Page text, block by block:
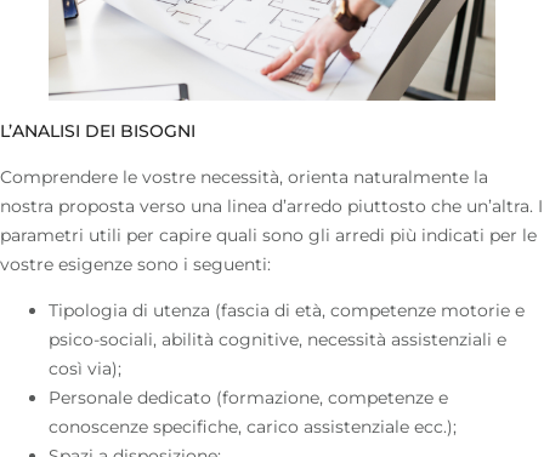
L’ANALISI DEI BISOGNI
Comprendere le vostre necessità, orienta naturalmente la
nostra proposta verso una linea d’arredo piuttosto che un’altra. I
parametri utili per capire quali sono gli arredi più indicati per le
vostre esigenze sono i seguenti:
Tipologia di utenza (fascia di età, competenze motorie e
psico-sociali, abilità cognitive, necessità assistenziali e
così via);
Personale dedicato (formazione, competenze e
conoscenze specifiche, carico assistenziale ecc.);